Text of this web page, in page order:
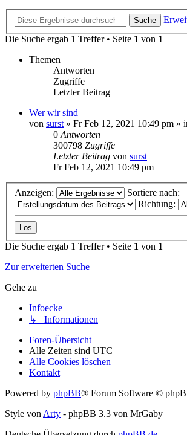
Suche
Die Suche ergab 1 Treffer • Seite 1 von 1
Themen
Antworten
Zugriffe
Letzter Beitrag
Wer wir sind
von surst » Fr Feb 12, 2021 10:49 pm »
0 Antworten
300798 Zugriffe
Letzter Beitrag von surst
Fr Feb 12, 2021 10:49 pm
Anzeigen:
Sortiere nach:
Richtung:
Die Suche ergab 1 Treffer • Seite 1 von 1
Zur erweiterten Suche
Gehe zu
Infoecke
↳ Informationen
Foren-Übersicht
Alle Zeiten sind UTC
Alle Cookies löschen
Kontakt
Powered by phpBB® Forum Software ©
Style von Arty - phpBB 3.3 von MrGaby